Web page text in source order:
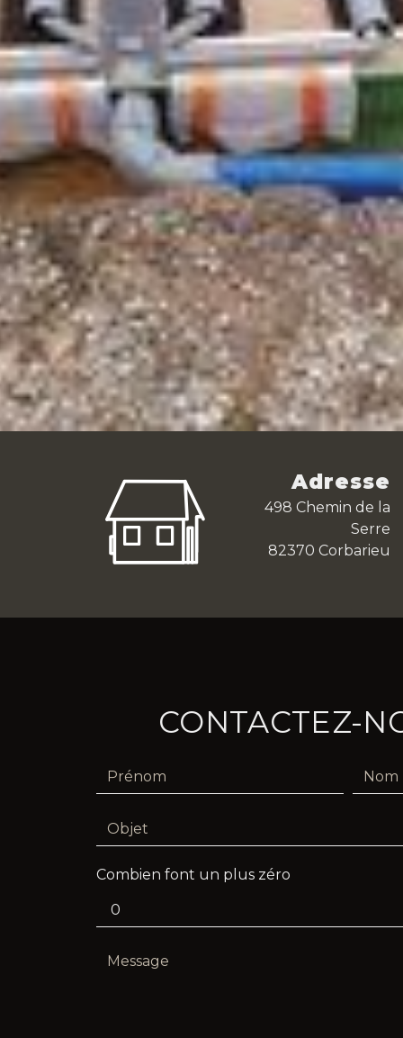
Adresse
498 Chemin de la
Serre
82370 Corbarieu
CONTACTEZ-
Combien font un plus zéro